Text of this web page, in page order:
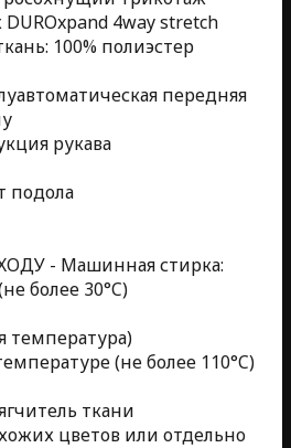
4way stretch
100% полиэстер
передняя
рукава
подола
- Машинная стирка:
более 30°C)
температура)
(не более 110°C)
ткани
цветов или отдельно